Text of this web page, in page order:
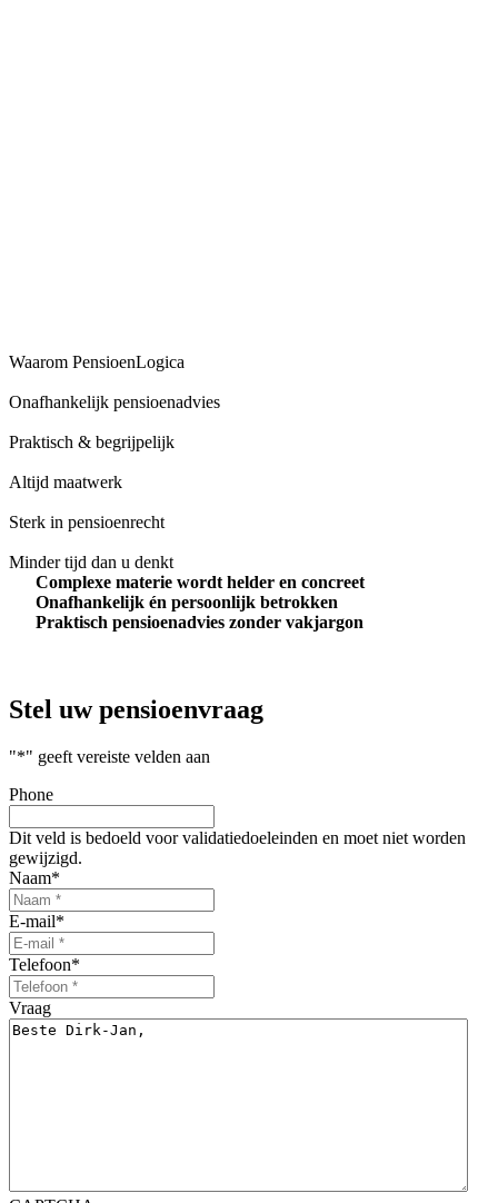
Waarom PensioenLogica
Onafhankelijk pensioenadvies
Praktisch & begrijpelijk
Altijd maatwerk
Sterk in pensioenrecht
Minder tijd dan u denkt
Complexe materie wordt helder en concreet
Onafhankelijk én persoonlijk betrokken
Praktisch pensioenadvies zonder vakjargon
Stel uwpensioenvraag
"*" geeft vereiste velden aan
Phone
Dit veld is bedoeld voor validatiedoeleinden en moet niet worden
gewijzigd.
Naam*
E-mail*
Telefoon*
Vraag